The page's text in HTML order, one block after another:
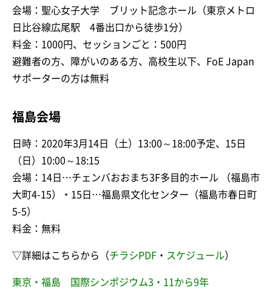
会場：聖心女子大学 ブリット記念ホール（東京メトロ
日比谷線広尾駅 4番出口から徒歩1分）
料金：1000円、セッションごと：500円
避難者の方、障がいのある方、高校生以下、FoE Japan
サポーターの方は無料
福島会場
日時：2020年3月14日（土）13:00～18:00予定、15日
（日）10:00～18:15
会場：14日…チェンバおおまち3F多目的ホール （福島市
大町4-15）・15日…福島県文化センター（福島市春日町
5-5）
料金：無料
▽詳細はこちらから（チラシPDF ・ スケジュール）
東京・福島 国際シンポジウム3・11から9年